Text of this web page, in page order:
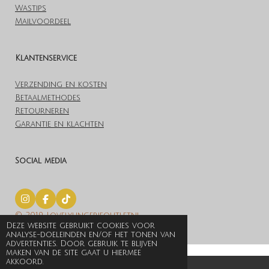
Deze website gebruikt cookies voor
analyse-doeleinden en/of het tonen van
advertenties. Door gebruik te blijven
maken van de site gaat u hiermee
akkoord.
Wastips
Mailvoordeel
Klantenservice
Verzending en kosten
Betaalmethodes
Retourneren
Garantie en klachten
Social media
I
n
t
a
g
r
a
F
a
e
b
o
o
T
i
T
o
k
© 2019 Lovelylingerieoutlet.nl
Powered by JouwWeb